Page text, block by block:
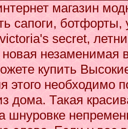
магазин
сапоги,
secret,
новая
купить
этого необходимо
дома. Такая
шнуровке